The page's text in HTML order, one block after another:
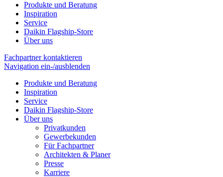
Produkte und Beratung
Inspiration
Service
Daikin Flagship-Store
Über uns
Fachpartner kontaktieren
Navigation ein-/ausblenden
Produkte und Beratung
Inspiration
Service
Daikin Flagship-Store
Über uns
Privatkunden
Gewerbekunden
Für Fachpartner
Architekten & Planer
Presse
Karriere